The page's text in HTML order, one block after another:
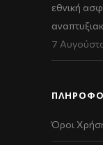
εθνική
7
Όροι